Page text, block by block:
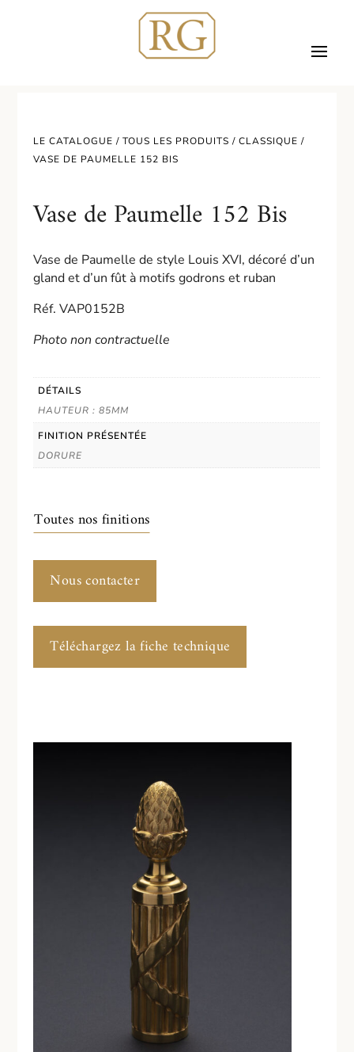
LE CATALOGUE /TOUS LES PRODUITS /CLASSIQUE /
VASE DE PAUMELLE 152 BIS
Vase de Paumelle 152 Bis
Vase de Paumelle de style Louis XVI, décoré d’un
gland et d’un fût à motifs godrons et ruban
Réf. VAP0152B
Photo non contractuelle
DÉTAILS
HAUTEUR : 85MM
FINITION PRÉSENTÉE
DORURE
Toutes nos finitions
Nous contacter
Téléchargez la fiche technique